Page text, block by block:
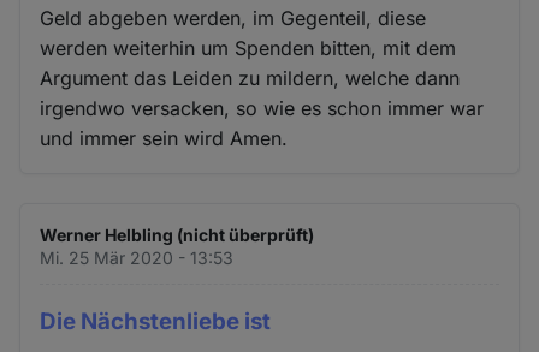
Geld abgeben werden, im Gegenteil, diese
werden weiterhin um Spenden bitten, mit dem
Argument das Leiden zu mildern, welche dann
irgendwo versacken, so wie es schon immer war
und immer sein wird Amen.
Werner Helbling (nicht überprüft)
Mi. 25 Mär 2020 - 13:53
Die Nächstenliebe ist